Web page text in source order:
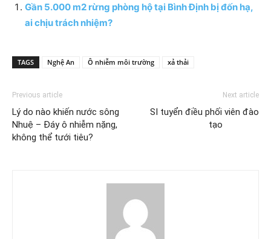
Gần 5.000 m2 rừng phòng hộ tại Bình Định bị đốn hạ,
ai chịu trách nhiệm?
TAGS Nghệ An Ô nhiễm môi trường xả thải
Previous article
Lý do nào khiến nước sông
Nhuệ – Đáy ô nhiễm nặng,
không thể tưới tiêu?
Next article
SI tuyển điều phối viên đào
tạo